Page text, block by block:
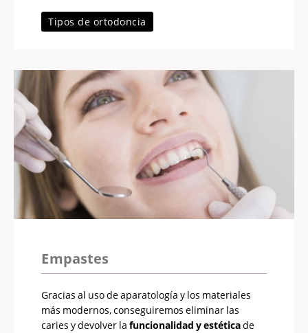
Tipos de ortodoncia
Empastes
Gracias al uso de aparatología y los materiales
más modernos, conseguiremos eliminar las
caries y devolver lafuncionalidad y estéticade